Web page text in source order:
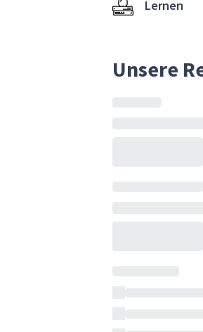
Lernen
Unsere